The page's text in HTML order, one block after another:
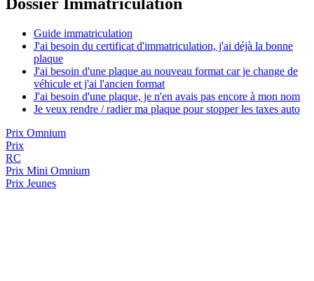
Guide immatriculation
J'ai besoin du certificat d'immatriculation, j'ai déjà la bonne
plaque
J'ai besoin d'une plaque au nouveau format car je change de
véhicule et j'ai l'ancien format
J'ai besoin d'une plaque, je n'en avais pas encore à mon nom
Je veux rendre / radier ma plaque pour stopper les taxes auto
Prix Omnium
Prix
RC
Prix Mini Omnium
Prix Jeunes